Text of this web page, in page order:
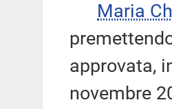
Maria
approvata,
novembre